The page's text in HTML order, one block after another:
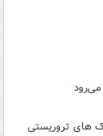
می‌رود